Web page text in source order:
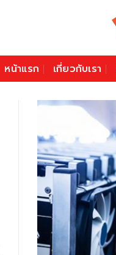
หน้าแรก เกี่ยวกับเรา